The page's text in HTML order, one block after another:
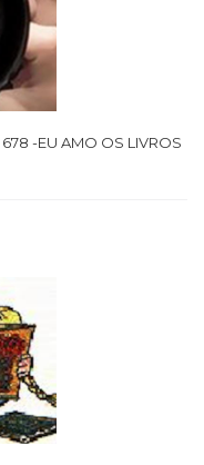
-EU AMO OS LIVROS